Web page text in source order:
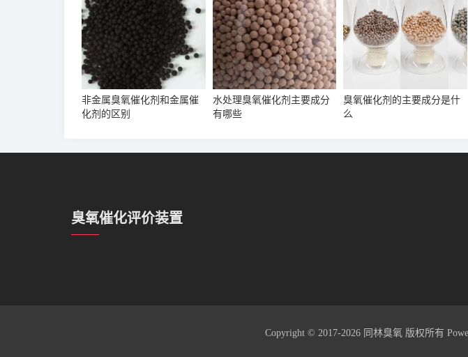
非金属臭氧催化剂和金属催
化剂的区别
水处理臭氧催化剂主要成分
有哪些
臭氧催化剂的主要成分是什
么
臭氧催化评价装置
Copyright © 2017-2026 同林臭氧 版权所有